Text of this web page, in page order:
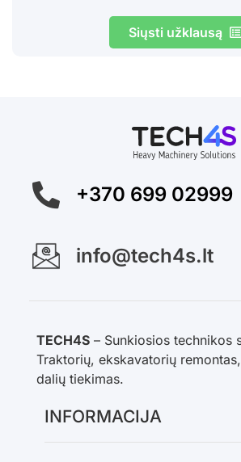
Siųsti užklausą
+370 699 02999
info@tech4s.lt
TECH4S – Sunkiosios technikos
Traktorių, ekskavatorių
dalių tiekimas.
INFORMACIJA